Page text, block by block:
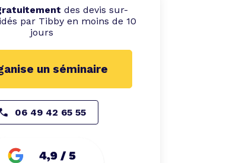
des devis sur-
par Tibby en moins de 10
jours
un séminaire
06 49 42 65 55